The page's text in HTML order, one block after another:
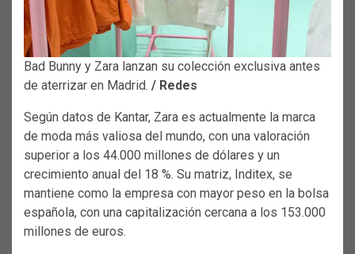
Bad Bunny y Zara lanzan su colección exclusiva antes
de aterrizar en Madrid. / Redes
Según datos de Kantar, Zara es actualmente la marca
de moda más valiosa del mundo, con una valoración
superior a los 44.000 millones de dólares y un
crecimiento anual del 18 %. Su matriz, Inditex, se
mantiene como la empresa con mayor peso en la bolsa
española, con una capitalización cercana a los 153.000
millones de euros.